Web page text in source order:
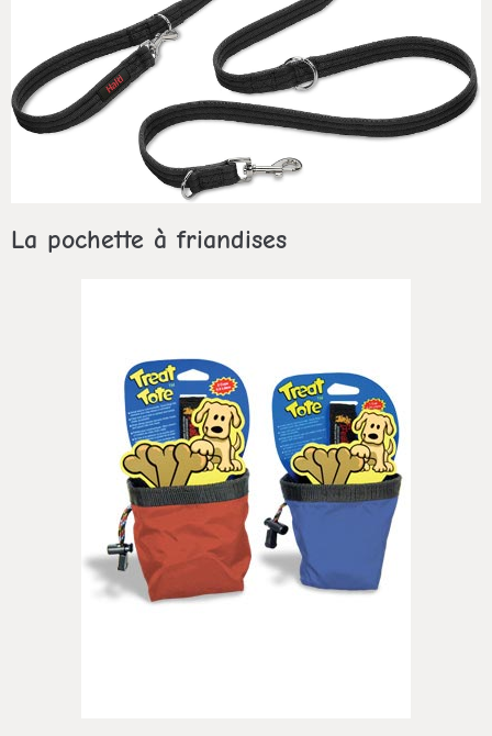
La pochette à friandises